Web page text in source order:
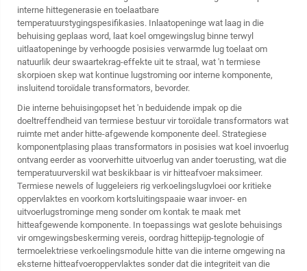
interne hittegenerasie en toelaatbare
temperatuurstygingspesifikasies. Inlaatopeninge wat laag in die
behuising geplaas word, laat koel omgewingslug binne terwyl
uitlaatopeninge by verhoogde posisies verwarmde lug toelaat om
natuurlik deur swaartekrag-effekte uit te straal, wat 'n termiese
skorpioen skep wat kontinue lugstroming oor interne komponente,
insluitend toroïdale transformators, bevorder.
Die interne behuisingopset het 'n beduidende impak op die
doeltreffendheid van termiese bestuur vir toroïdale transformators wat
ruimte met ander hitte-afgewende komponente deel. Strategiese
komponentplasing plaas transformators in posisies wat koel invoerlug
ontvang eerder as voorverhitte uitvoerlug van ander toerusting, wat die
temperatuurverskil wat beskikbaar is vir hitteafvoer maksimeer.
Termiese newels of luggeleiers rig verkoelingslugvloei oor kritieke
oppervlaktes en voorkom kortsluitingspaaie waar invoer- en
uitvoerlugstrominge meng sonder om kontak te maak met
hitteafgewende komponente. In toepassings wat geslote behuisings
vir omgewingsbeskerming vereis, oordrag hittepijp-tegnologie of
termoelektriese verkoelingsmodule hitte van die interne omgewing na
eksterne hitteafvoeroppervlaktes sonder dat die integriteit van die